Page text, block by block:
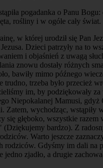
pogadanka o Panu
rośliny i w ogóle cały świat.
w której urodził się Pan
Dzieci patrzyły na to
i objaśnień z uwagą
znowu dostały różnych
bawiły mimo późnego
trudno, trzeba było przecież
im, by podziękowały za
Niepokalanej Mamusi, gdyż
Zatem, wychodząc, wstąpiły
się głęboko, wszystkie razem
(Dziękujemy bardzo). Z
Warto jeszcze
rodziców. Gdyśmy im dali na
jedno zjadło, a drugie